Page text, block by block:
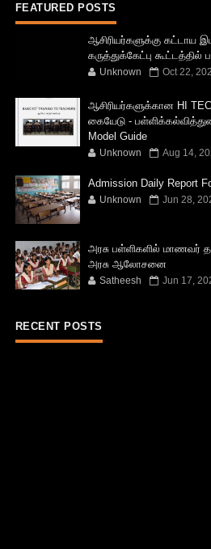
FEATURED POSTS
ஆசிரியர்களுக்கு கட்டாய
கருத்துக்கேட்பு
Unknown Oct 22,
ஆசிரியர்களுக்கான HI
கையேடு -
Model Guide
Unknown Aug 14,
Admission Daily Report
Unknown Jun 28,
அரசு பள்ளிகளில் மாணவர்
அரசு ஆலோசனை
Satheesh Jun 17,
RECENT POSTS